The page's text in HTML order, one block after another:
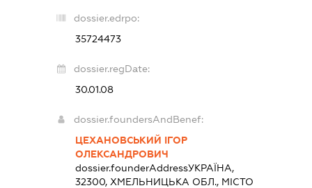
dossier.edrpo:
35724473
dossier.regDate:
30.01.08
dossier.foundersAndBenef:
ЦЕХАНОВСЬКИЙ ІГОР
ОЛЕКСАНДРОВИЧ
dossier.founderAddressУКРАЇНА,
32300, ХМЕЛЬНИЦЬКА ОБЛ., МІСТО